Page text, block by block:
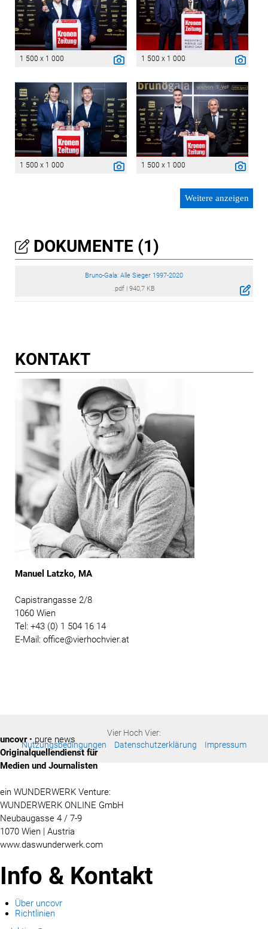
1 500 x 1 000 1 500 x 1 000
1 500 x 1 000 1 500 x 1 000
Weitere anzeigen
DOKUMENTE (1)
Bruno-Gala: Alle Sieger 1997-2020
.pdf | 940,7 KB
KONTAKT
Manuel Latzko, MA
Capistrangasse 2/8
1060 Wien
Tel: +43 (0) 1 504 16 14
E-Mail: office@vierhochvier.at
Vier Hoch Vier:
Nutzungsbedingungen
Datenschutzerklärung Impressum
uncovr• pure news
Originalquellendienst für
Medien und Journalisten
ein WUNDERWERK Venture:
WUNDERWERK ONLINE GmbH
Neubaugasse 4 / 7-9
1070 Wien | Austria
www.daswunderwerk.com
Info & Kontakt
Über uncovr
Richtlinien